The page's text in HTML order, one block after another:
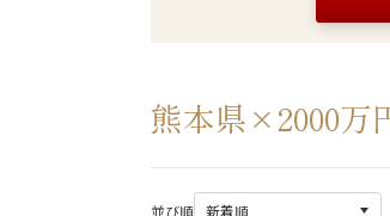
熊本県×2000万
並び順